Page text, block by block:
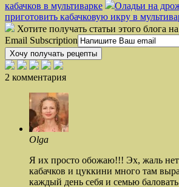
кабачков в мультиварке
Оладьи на
приготовить кабачковую икру в
Хотите получать статьи этого блога
Email Subscription
Хочу получать рецепты
2 комментария
Olga
Я их просто обожаю!!! Эх, жаль
кабачков и цуккини много там
каждый день себя и семью